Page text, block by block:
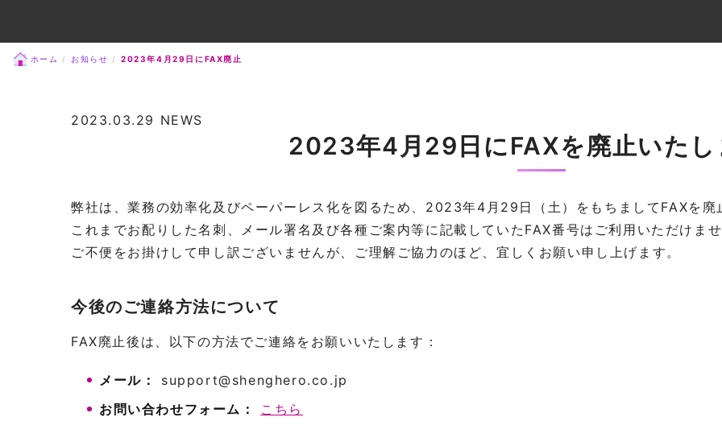
ホーム お知らせ 2023年4月29日にFAX廃止
2023.03.29 NEWS
2023年4月29日にFAXを廃止いたし
弊社は、業務の効率化及びペーパーレス化を図るため、2023年4月29日（土）をもちましてFAXを廃
これまでお配りした名刺、メール署名及び各種ご案内等に記載していたFAX番号はご利用いただけま
ご不便をお掛けして申し訳ございませんが、ご理解ご協力のほど、宜しくお願い申し上げます。
今後のご連絡方法について
FAX廃止後は、以下の方法でご連絡をお願いいたします：
メール：
support@shenghero.co.jp
お問い合わせフォーム：
こちら